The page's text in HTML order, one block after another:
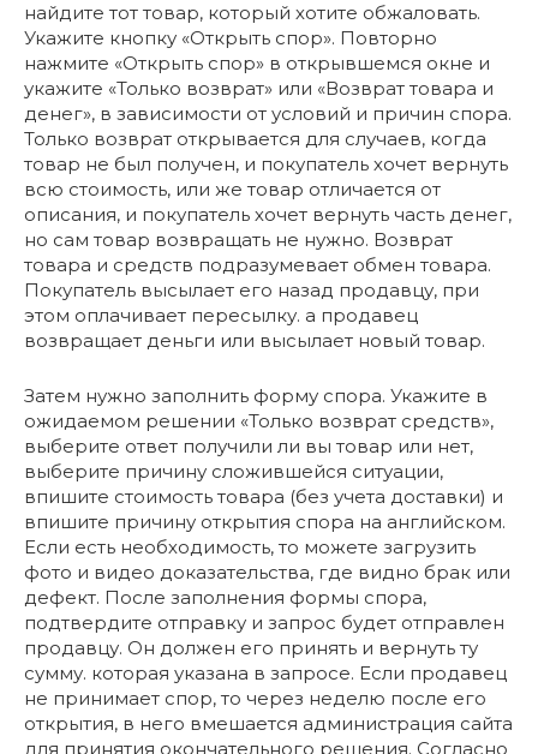
найдите тот товар, который хотите обжаловать.
Укажите кнопку «Открыть спор». Повторно
нажмите «Открыть спор» в открывшемся окне и
укажите «Только возврат» или «Возврат товара и
денег», в зависимости от условий и причин спора.
Только возврат открывается для случаев, когда
товар не был получен, и покупатель хочет вернуть
всю стоимость, или же товар отличается от
описания, и покупатель хочет вернуть часть денег,
но сам товар возвращать не нужно. Возврат
товара и средств подразумевает обмен товара.
Покупатель высылает его назад продавцу, при
этом оплачивает пересылку. а продавец
возвращает деньги или высылает новый товар.
Затем нужно заполнить форму спора. Укажите в
ожидаемом решении «Только возврат средств»,
выберите ответ получили ли вы товар или нет,
выберите причину сложившейся ситуации,
впишите стоимость товара (без учета доставки) и
впишите причину открытия спора на английском.
Если есть необходимость, то можете загрузить
фото и видео доказательства, где видно брак или
дефект. После заполнения формы спора,
подтвердите отправку и запрос будет отправлен
продавцу. Он должен его принять и вернуть ту
сумму. которая указана в запросе. Если продавец
не принимает спор, то через неделю после его
открытия, в него вмешается администрация сайта
для принятия окончательного решения. Согласно